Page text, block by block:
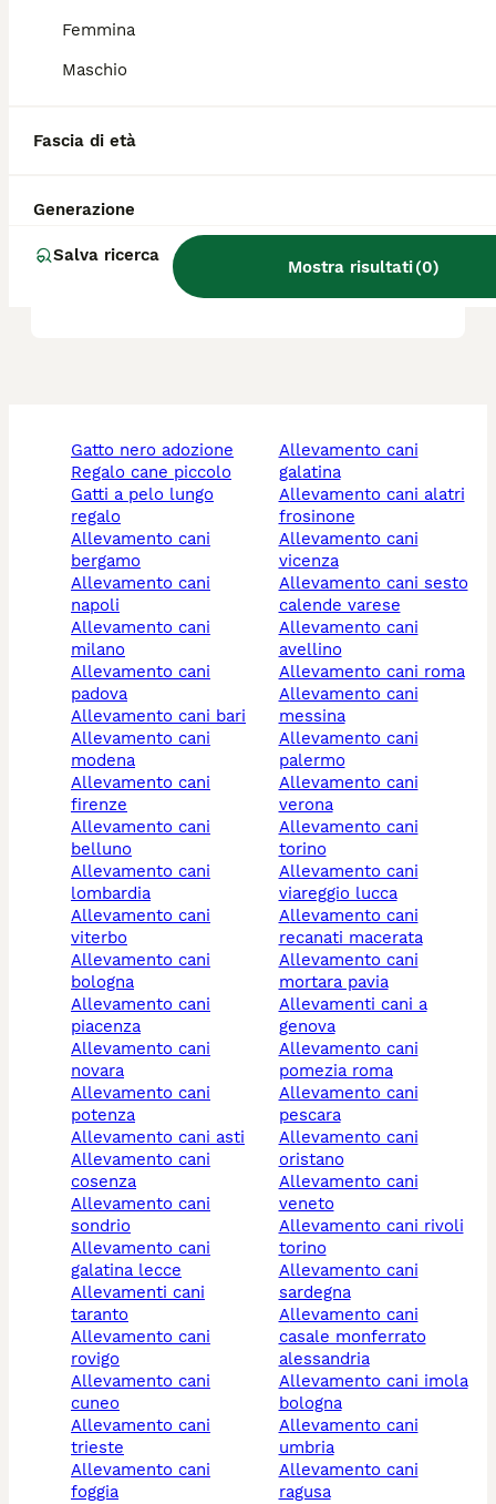
Femmina
Maschio
Fascia di età
Generazione
Salva ricerca
Mostra risultati(0)
Lo Springer Spaniel è adatto
ai bambini?
Qual è il carattere del Welsh
Il Welsh Springer Spaniel
perde molto pelo?
gatto nero adozione
regalo cane piccolo
gatti a pelo lungo
regalo
allevamento cani
bergamo
allevamento cani
napoli
allevamento cani
milano
allevamento cani
padova
allevamento cani bari
allevamento cani
modena
allevamento cani
firenze
allevamento cani
belluno
allevamento cani
lombardia
allevamento cani
viterbo
allevamento cani
bologna
allevamento cani
piacenza
allevamento cani
novara
allevamento cani
potenza
allevamento cani asti
allevamento cani
cosenza
allevamento cani
sondrio
allevamento cani
galatina lecce
allevamenti cani
taranto
allevamento cani
rovigo
allevamento cani
cuneo
allevamento cani
trieste
allevamento cani
foggia
allevamento cani
galatina
allevamento cani alatri
frosinone
allevamento cani
vicenza
allevamento cani sesto
calende varese
allevamento cani
avellino
allevamento cani roma
allevamento cani
messina
allevamento cani
palermo
allevamento cani
verona
allevamento cani
torino
allevamento cani
viareggio lucca
allevamento cani
recanati macerata
allevamento cani
mortara pavia
allevamenti cani a
genova
allevamento cani
pomezia roma
allevamento cani
pescara
allevamento cani
oristano
allevamento cani
veneto
allevamento cani rivoli
torino
allevamento cani
sardegna
allevamento cani
casale monferrato
alessandria
allevamento cani imola
bologna
allevamento cani
umbria
allevamento cani
ragusa